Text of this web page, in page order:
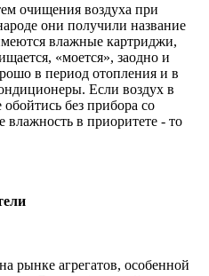
очищения воздуха при
они получили название
влажные картриджи,
«моется», заодно и
в период отопления и в
Если воздух в
без прибора со
в приоритете - то
рынке агрегатов, особенной